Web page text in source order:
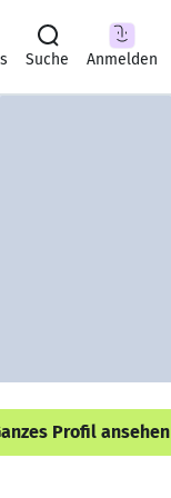
Suche Anmelden
Profil ansehen